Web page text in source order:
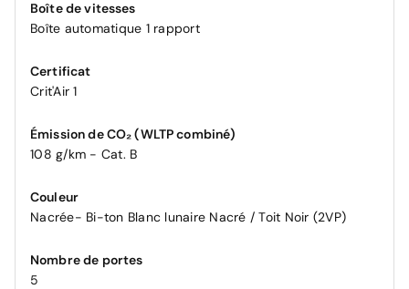
Boîte de vitesses
Boîte automatique 1 rapport
Certificat
Crit'Air 1
Émission de CO₂ (WLTP combiné)
108 g/km - Cat. B
Couleur
Nacrée- Bi-ton Blanc lunaire Nacré / Toit Noir (2VP)
Nombre de portes
5